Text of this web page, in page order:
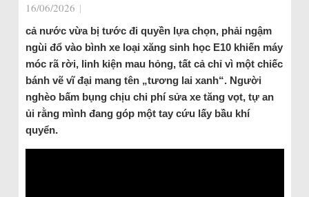
16/06/2026 |
cả nước vừa bị tước đi quyền lựa chọn, phải ngậm
ngùi đổ vào bình xe loại xăng sinh học E10 khiến máy
móc rã rời, linh kiện mau hỏng, tất cả chỉ vì một chiếc
bánh vẽ vĩ đại mang tên „tương lai xanh“. Người
nghèo bấm bụng chịu chi phí sửa xe tăng vọt, tự an
ủi rằng mình đang góp một tay cứu lấy bầu khí
quyển.